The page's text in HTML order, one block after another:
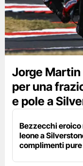
Jorge Martin
per una
e pole a
Bezzecchi eroico
leone a
complimenti